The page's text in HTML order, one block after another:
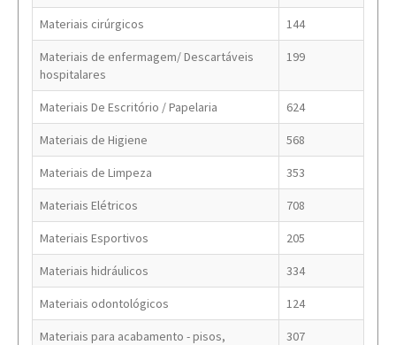
Materiais cirúrgicos 144
Materiais de enfermagem/ Descartáveis
hospitalares
199
Materiais De Escritório / Papelaria 624
Materiais de Higiene 568
Materiais de Limpeza 353
Materiais Elétricos 708
Materiais Esportivos 205
Materiais hidráulicos 334
Materiais odontológicos 124
Materiais para acabamento - pisos,
307